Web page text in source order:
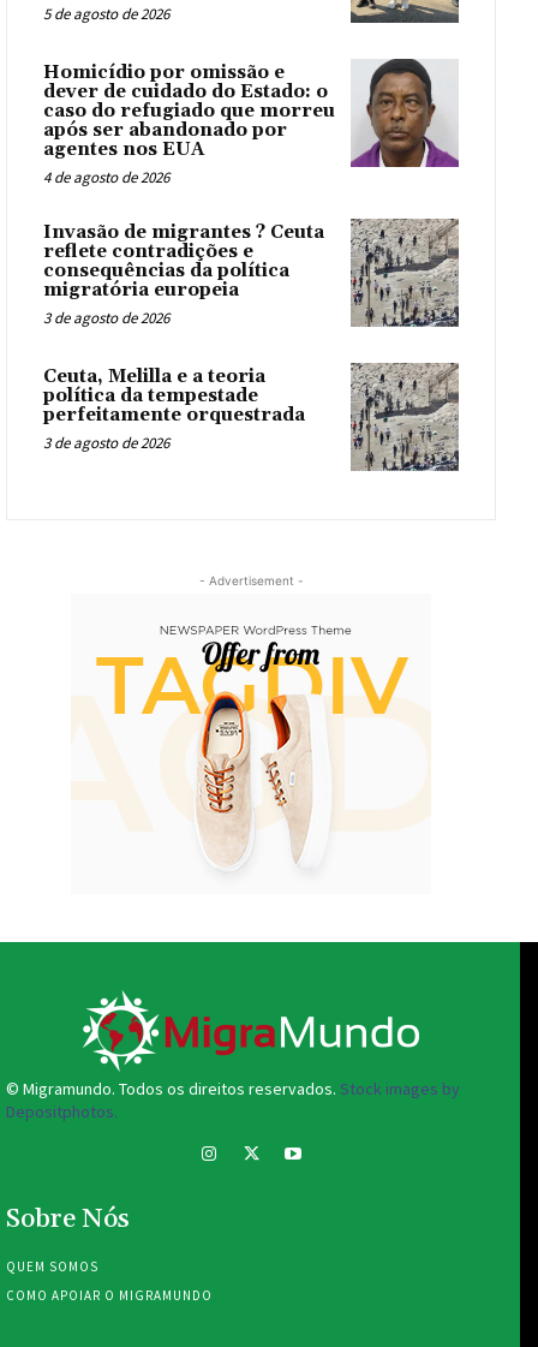
5 de agosto de 2026
Homicídio por omissão e
dever de cuidado do Estado: o
caso do refugiado que morreu
após ser abandonado por
agentes nos EUA
4 de agosto de 2026
Invasão de migrantes ? Ceuta
reflete contradições e
consequências da política
migratória europeia
3 de agosto de 2026
Ceuta, Melilla e a teoria
política da tempestade
perfeitamente orquestrada
3 de agosto de 2026
- Advertisement -
© Migramundo. Todos os direitos reservados. Stock images by
Depositphotos.
Sobre Nós
QUEM SOMOS
COMO APOIAR O MIGRAMUNDO